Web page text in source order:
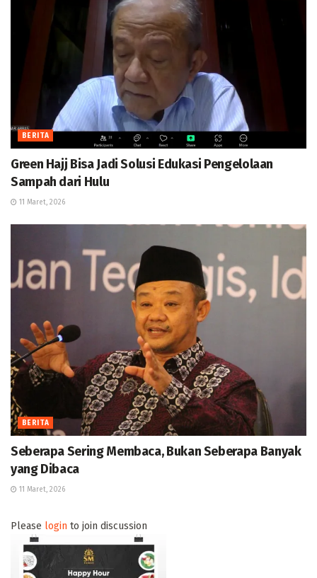
BERITA
Green Hajj Bisa Jadi Solusi Edukasi Pengelolaan
Sampah dari Hulu
11 Maret, 2026
BERITA
Seberapa Sering Membaca, Bukan Seberapa Banyak
yang Dibaca
11 Maret, 2026
Please login to join discussion